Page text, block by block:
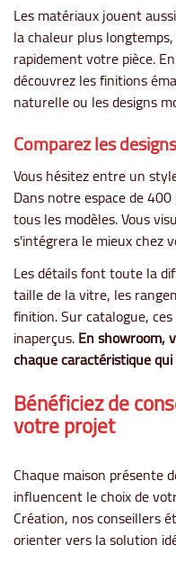
Les matériaux jouent
la chaleur plus
rapidement votre pièce.
découvrez les finitions
naturelle ou les designs
Comparez les
Vous hésitez entre un
Dans notre espace de
tous les modèles. Vous
s'intégrera le mieux chez
Les détails font toute la
taille de la vitre, les
finition. Sur catalogue,
inaperçus.En showroom,
chaque caractéristique
Bénéficiez de
votre projet
Chaque maison présente
influencent le choix de
Création, nos conseillers
orienter vers la solution